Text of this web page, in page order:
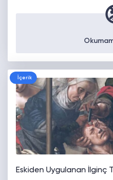
İçerik
Eskiden Uygulanan İlginç